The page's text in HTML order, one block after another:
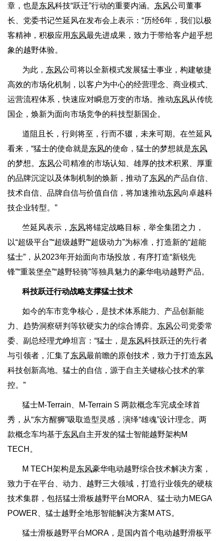
章，也是东风科技“跃迁”行动的重要内涵。 东风公司董事
长、党委书记竺延风在发布会上表示：“历经6年，我们以极
客精神，积极应用 东风最先进成果，致力于带给客户超乎想
象的越野体验。
为此， 东风公司将以全新模式发展猛士事业，构建敏捷
高效的市场化机制，以客户为中心的经营理念、商业模式、
运营流程体系，快速应对瞬息万变的市场。推动东风从传统
国企，焕新为面向市场竞争的科技型新国企。
道阻且长，行则将至，行而不辍，未来可期。在竺延风
看来，“猛士的使命就是东风的使命，猛士的梦想就是东风
的梦想。 东风公司精准的市场认知、雄厚的技术积累、厚重
的品牌沉淀以及体制机制的焕新，推动了东风的产品自信、
技术自信、品牌自信与价值自信，将加速推动东风向卓越科
技企业转型。”
竺延风表示， 东风将锚定战略目标，举全集团之力，
以“超级平台”“超级越野”“超级动力”为标准，打造新的“超能
猛士”，从2023年开始面向市场投放，有序打造“新锐先
锋”“重装堡垒”“越野轻骑”等独具魅力的豪华电动越野产品。
科技跃迁行动战略支撑猛士技术
如今的车市竞争核心，是技术体系能力、产品创新能
力、趋势洞察研判等软硬实力的综合博弈。 东风公司党委常
委、副总经理尤峥坦言：“猛士，是东风科技跃迁的先行者
与引领者，汇集了东风最前瞻的原创技术，致力于打造东风
科技创新高地。猛士的自信，源于自主关键核心技术的掌
控。”
猛士M-Terrain、M-Terrain S 两款概念车完成全球首
秀，从“东方醒狮”吸取造型灵感，演绎“雄魂”设计理念。两
款概念车均基于东风自主开发的猛士智能越野架构M
TECH。
M TECH架构是东风豪华电动越野综合技术解决方案，
致力于在平台、动力、越野三大领域，打造行业领先的硬核
技术集群，包括猛士滑板越野平台MORA、猛士动力MEGA
POWER、猛士越野全地形智能解决方案M ATS。
猛士滑板越野平台MORA，是国内首个电动越野滑板平